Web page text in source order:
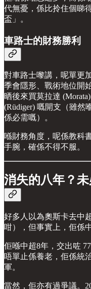
代無憂，係比拎住個睇
盃」。
車路士的財務勝利
對車路士嚟講，呢單更
季會隱形、戰術地位開
晒後來買莫拉達
(Rüdiger) 嘅開支（雖然
係必需嘅）。
喺財務角度，呢係教科
手腕，確係不得不服。
消失的八年？
好多人以為奧斯卡去中
咁），但事實上，佢係
佢喺中超8年，交出咗
唔單止係養老，佢係統
軍。
當然，佢亦有過爭議。